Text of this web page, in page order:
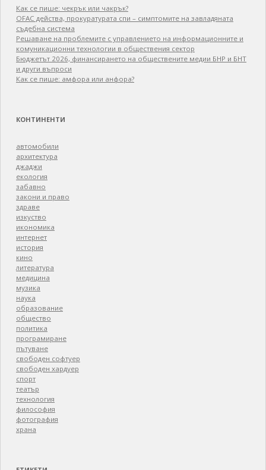
Как се пише: чекрък или чакрък?
OFAC действа, прокуратурата спи – симптомите на завладяната
съдебна система
Решаване на проблемите с управлението на информационните и
комуникационни технологии в обществения сектор
Бюджетът 2026, финансирането на обществените медии БНР и БНТ
и други въпроси
Как се пише: амфора или анфора?
КОНТИНЕНТИ
автомобили
архитектура
джаджи
екология
забавно
закони и право
здраве
изкуство
икономика
интернет
история
кино
литература
медицина
музика
наука
образование
общество
политика
програмиране
пътуване
свободен софтуер
свободен хардуер
спорт
театър
технология
философия
фотография
храна